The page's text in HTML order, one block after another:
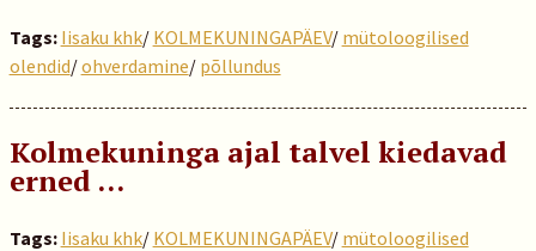
Tags: Iisaku khk/ KOLMEKUNINGAPÄEV/ mütoloogilised
olendid/ohverdamine/ põllundus
Kolmekuninga ajal talvel kiedavad
erned …
Tags: Iisaku khk/ KOLMEKUNINGAPÄEV/ mütoloogilised